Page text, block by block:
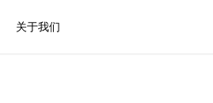
关于我们